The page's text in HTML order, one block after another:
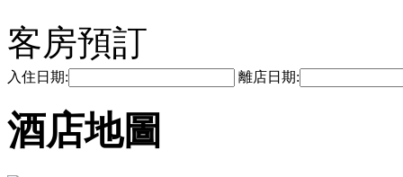
客房預訂
入住日期: 離店日期:
酒店地圖